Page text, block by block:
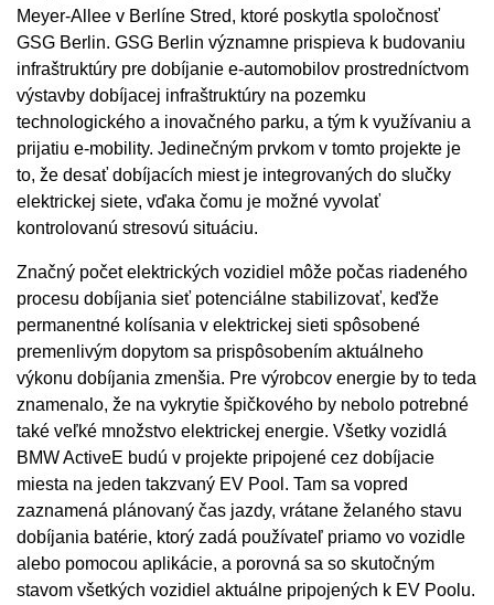
Meyer-Allee v Berlíne Stred, ktoré poskytla spoločnosť
GSG Berlin. GSG Berlin významne prispieva k budovaniu
infraštruktúry pre dobíjanie e-automobilov prostredníctvom
výstavby dobíjacej infraštruktúry na pozemku
technologického a inovačného parku, a tým k využívaniu a
prijatiu e-mobility. Jedinečným prvkom v tomto projekte je
to, že desať dobíjacích miest je integrovaných do slučky
elektrickej siete, vďaka čomu je možné vyvolať
kontrolovanú stresovú situáciu.
Značný počet elektrických vozidiel môže počas riadeného
procesu dobíjania sieť potenciálne stabilizovať, keďže
permanentné kolísania v elektrickej sieti spôsobené
premenlivým dopytom sa prispôsobením aktuálneho
výkonu dobíjania zmenšia. Pre výrobcov energie by to teda
znamenalo, že na vykrytie špičkového by nebolo potrebné
také veľké množstvo elektrickej energie. Všetky vozidlá
BMW ActiveE budú v projekte pripojené cez dobíjacie
miesta na jeden takzvaný EV Pool. Tam sa vopred
zaznamená plánovaný čas jazdy, vrátane želaného stavu
dobíjania batérie, ktorý zadá používateľ priamo vo vozidle
alebo pomocou aplikácie, a porovná sa so skutočným
stavom všetkých vozidiel aktuálne pripojených k EV Poolu.